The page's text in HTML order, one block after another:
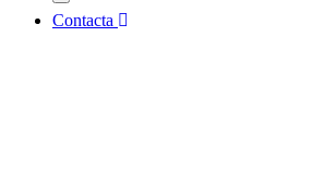
Contacta